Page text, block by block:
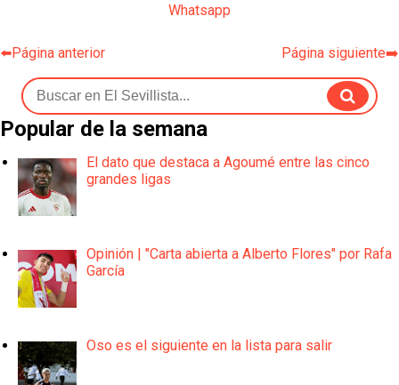
Whatsapp
⬅️Página anterior Página siguiente➡️
Popular de la semana
El dato que destaca a Agoumé entre las cinco
grandes ligas
Opinión | "Carta abierta a Alberto Flores" por Rafa
García
Oso es el siguiente en la lista para salir